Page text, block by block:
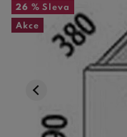
26 % Sleva
Akce